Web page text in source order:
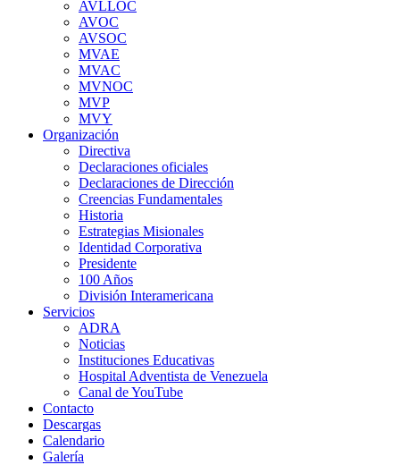
AVLLOC
AVOC
AVSOC
MVAE
MVAC
MVNOC
MVP
MVY
Organización
Directiva
Declaraciones oficiales
Declaraciones de Dirección
Creencias Fundamentales
Historia
Estrategias Misionales
Identidad Corporativa
Presidente
100 Años
División Interamericana
Servicios
ADRA
Noticias
Instituciones Educativas
Hospital Adventista de Venezuela
Canal de YouTube
Contacto
Descargas
Calendario
Galería